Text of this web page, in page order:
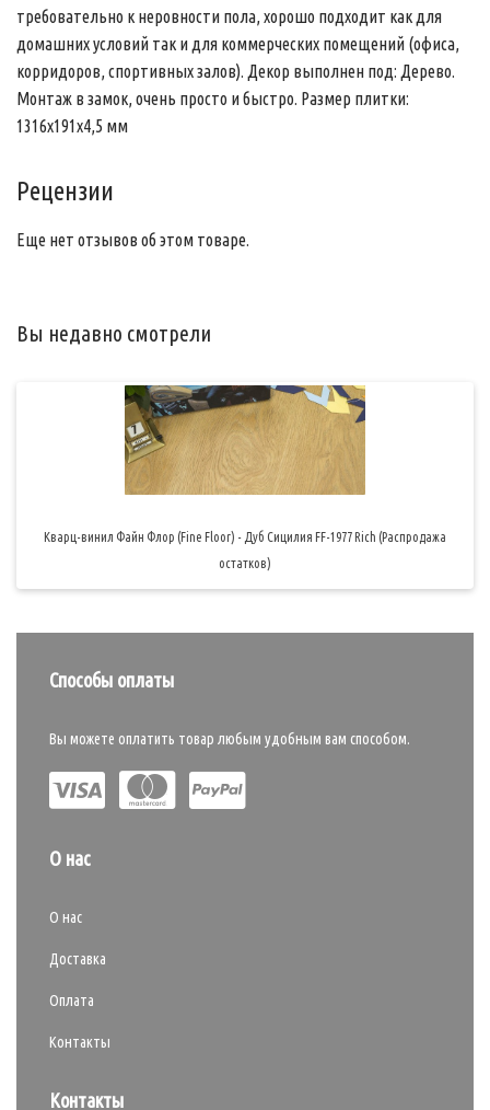
требовательно к неровности пола, хорошо подходит как для
домашних условий так и для коммерческих помещений (офиса,
корридоров, спортивных залов). Декор выполнен под: Дерево.
Монтаж в замок, очень просто и быстро. Размер плитки:
1316х191х4,5 мм
Рецензии
Еще нет отзывов об этом товаре.
Вы недавно смотрели
Кварц-винил Файн Флор (Fine Floor) - Дуб Сицилия FF-1977 Rich (Распродажа
остатков)
Способы оплаты
Вы можете оплатить товар любым удобным вам способом.
О нас
О нас
Доставка
Оплата
Контакты
Контакты